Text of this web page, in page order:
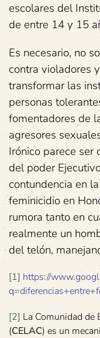
escolares del
de entre 14 y 15
Es necesario, no
contra violadores
transformar las
personas
fomentadores de
agresores
Irónico parece ser
del poder
contundencia en
feminicidio en
rumora tanto en
realmente un
del telón,
[1] https://
[2] La Comunidad de
(CELAC) es un